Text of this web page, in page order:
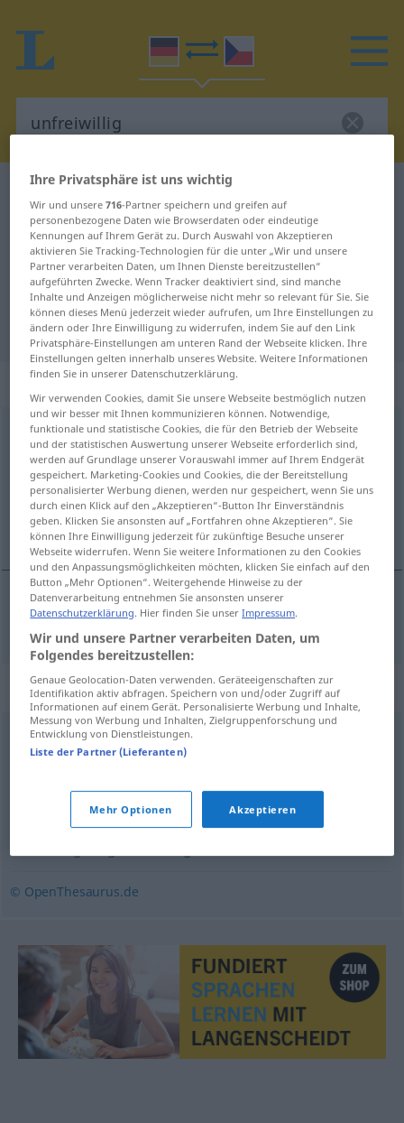
Deutsch-Tschechisch Wörterbuch
Deutsch-Tschechisch Übersetzung
für "unfreiwillig"
"unfreiwillig" Tschechisch
Übersetzung
„unfreiwillig“
unfreiwillig
Übersicht aller Übersetzungen
(Für mehr Details die Übersetzung anklicken/antippen)
nedobrovolný
nedobrovolný unfreiwillig
Synonyme für "unfreiwillig"
zwangsweise,notgedrungen
gezwungenermaßen
© OpenThesaurus.de
Ihre Privatsphäre ist uns wichtig
Wir und unsere716-Partner speichern und greifen auf
personenbezogene Daten wie Browserdaten oder eindeutige
Kennungen auf Ihrem Gerät zu. Durch Auswahl von Akzeptieren
aktivieren Sie Tracking-Technologien für die unter „Wir und unsere
Partner verarbeiten Daten, um Ihnen Dienste bereitzustellen“
aufgeführten Zwecke. Wenn Tracker deaktiviert sind, sind manche
Inhalte und Anzeigen möglicherweise nicht mehr so relevant für Sie. Sie
können dieses Menü jederzeit wieder aufrufen, um Ihre Einstellungen zu
ändern oder Ihre Einwilligung zu widerrufen, indem Sie auf den Link
Privatsphäre-Einstellungen am unteren Rand der Webseite klicken. Ihre
Einstellungen gelten innerhalb unseres Website. Weitere Informationen
finden Sie in unserer Datenschutzerklärung.
Wir verwenden Cookies, damit Sie unsere Webseite bestmöglich nutzen
und wir besser mit Ihnen kommunizieren können. Notwendige,
funktionale und statistische Cookies, die für den Betrieb der Webseite
und der statistischen Auswertung unserer Webseite erforderlich sind,
werden auf Grundlage unserer Vorauswahl immer auf Ihrem Endgerät
gespeichert. Marketing-Cookies und Cookies, die der Bereitstellung
personalisierter Werbung dienen, werden nur gespeichert, wenn Sie uns
durch einen Klick auf den „Akzeptieren“-Button Ihr Einverständnis
geben. Klicken Sie ansonsten auf „Fortfahren ohne Akzeptieren“. Sie
können Ihre Einwilligung jederzeit für zukünftige Besuche unserer
Webseite widerrufen. Wenn Sie weitere Informationen zu den Cookies
und den Anpassungsmöglichkeiten möchten, klicken Sie einfach auf den
Button „Mehr Optionen“. Weitergehende Hinweise zu der
Datenverarbeitung entnehmen Sie ansonsten unserer
Datenschutzerklärung. Hier finden Sie unserImpressum.
Wir und unsere Partner verarbeiten Daten, um
Folgendes bereitzustellen:
Genaue Geolocation-Daten verwenden. Geräteeigenschaften zur
Identifikation aktiv abfragen. Speichern von und/oder Zugriff auf
Informationen auf einem Gerät. Personalisierte Werbung und Inhalte,
Messung von Werbung und Inhalten, Zielgruppenforschung und
Entwicklung von Dienstleistungen.
Liste der Partner (Lieferanten)
Mehr Optionen Akzeptieren